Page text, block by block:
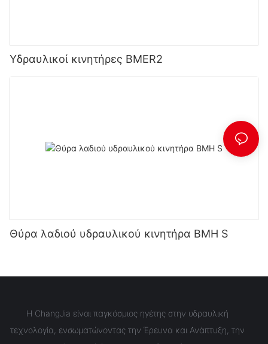
Υδραυλικοί κινητήρες BMER2
Θύρα λαδιού υδραυλικού κινητήρα BMH S
Η ChangJia είναι παγκόσμιος ηγέτης στην υδραυλική
τεχνολογία, ενσωματώνοντας την Έρευνα και Ανάπτυξη, την